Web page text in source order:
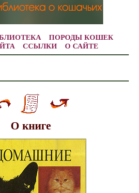
ПОРОДЫ КОШЕК
ССЫЛКИ О САЙТЕ
О книге